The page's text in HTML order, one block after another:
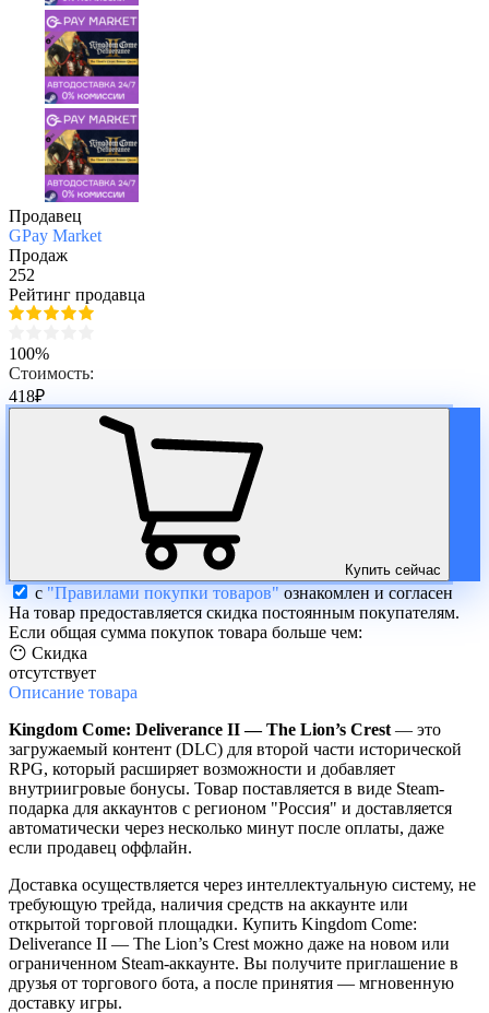
Продавец
GPay Market
Продаж
252
Рейтинг продавца
100%
Стоимость:
418₽
Купить сейчас
с "Правилами покупки товаров" ознакомлен и согласен
На товар предоставляется скидка постоянным покупателям.
Если общая сумма покупок товара больше чем:
😶 Скидка
отсутствует
Описание товара
Kingdom Come: Deliverance II — The Lion’s Crest — это
загружаемый контент (DLC) для второй части исторической
RPG, который расширяет возможности и добавляет
внутриигровые бонусы. Товар поставляется в виде Steam-
подарка для аккаунтов с регионом "Россия" и доставляется
автоматически через несколько минут после оплаты, даже
если продавец оффлайн.
Доставка осуществляется через интеллектуальную систему, не
требующую трейда, наличия средств на аккаунте или
открытой торговой площадки. Купить Kingdom Come:
Deliverance II — The Lion’s Crest можно даже на новом или
ограниченном Steam-аккаунте. Вы получите приглашение в
друзья от торгового бота, а после принятия — мгновенную
доставку игры.